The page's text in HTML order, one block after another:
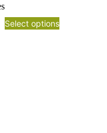
Select options